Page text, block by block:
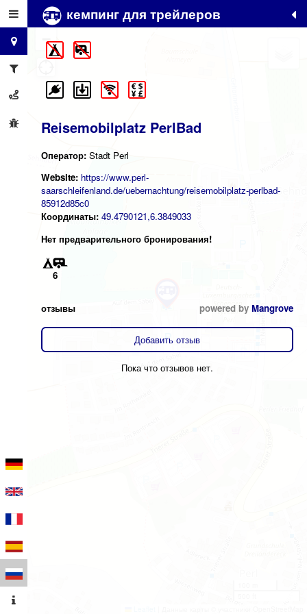
кемпинг для трейлеров
Reisemobilplatz PerlBad
Оператор: Stadt Perl
Website: https://www.perl-
saarschleifenland.de/uebernachtung/reisemobilplatz-perlbad-
85912d85c0
Координаты: 49.4790121,6.3849033
Нет предварительного бронирования!
6
отзывы powered by Mangrove
Добавить отзыв
Пока что отзывов нет.
+
−